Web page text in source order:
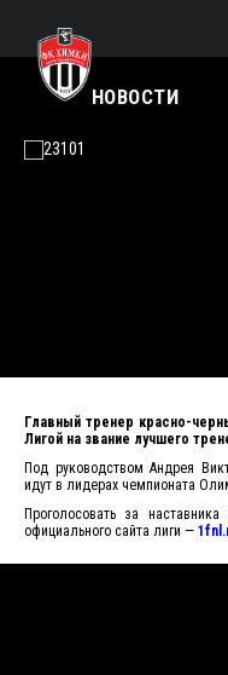
НОВОСТИ
Главный тренер красно-
Лигой на звание лучшего
Под руководством Андрея
идут в лидерах чемпионата
Проголосовать за
официального сайта лиги —